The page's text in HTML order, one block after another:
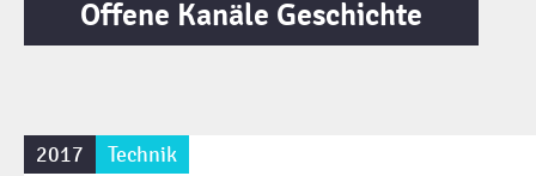
Offene Kanäle Geschichte
2017 Technik